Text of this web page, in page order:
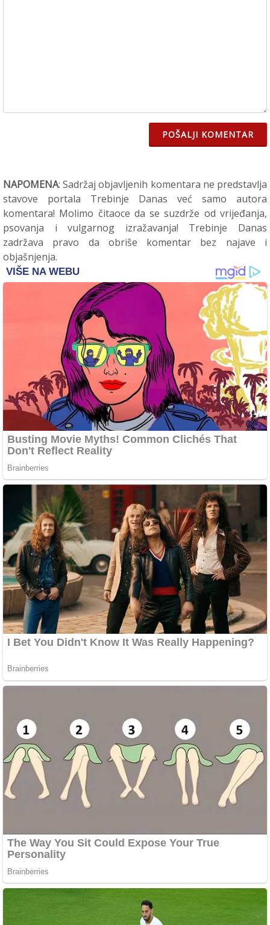
POŠALJI KOMENTAR
NAPOMENA: Sadržaj objavljenih komentara ne predstavlja
stavove portala Trebinje Danas već samo autora
komentara! Molimo čitaoce da se suzdrže od vrijeđanja,
psovanja i vulgarnog izražavanja! Trebinje Danas
zadržava pravo da obriše komentar bez najave i
objašnjenja.